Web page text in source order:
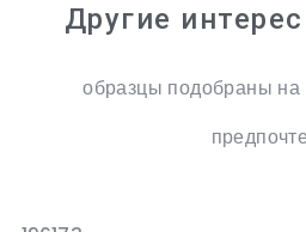
Другие
образцы подобраны